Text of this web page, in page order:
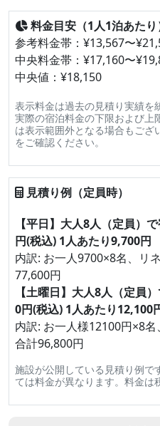
料金目安（1人1泊あた
参考料金帯：¥13,567〜
中央料金帯：¥17,160〜
中央値：¥18,150
表示料金は過去の見積り実績を
実際の宿泊料金の下限および上
は表示範囲外となる場合もござ
をご確認ください。
見積り例（定員時）
【平日】大人8人（定員）
円(税込) 1人あたり9,700円
内訳: お一人9700×8名、リ
77,600円
【土曜日】大人8人（定員
0円(税込) 1人あたり12,100
内訳: お一人様12100円×8
合計96,800円
施設が公開している見積り例で
ては料金が異なります。料金は